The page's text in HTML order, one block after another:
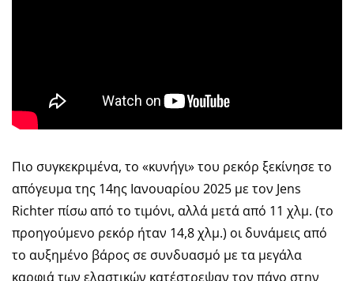
Πιο συγκεκριμένα, το «κυνήγι» του ρεκόρ ξεκίνησε το
απόγευμα της 14ης Ιανουαρίου 2025 με τον Jens
Richter πίσω από το τιμόνι, αλλά μετά από 11 χλμ. (το
προηγούμενο ρεκόρ ήταν 14,8 χλμ.) οι δυνάμεις από
το αυξημένο βάρος σε συνδυασμό με τα μεγάλα
καρφιά των ελαστικών κατέστρεψαν τον πάγο στην